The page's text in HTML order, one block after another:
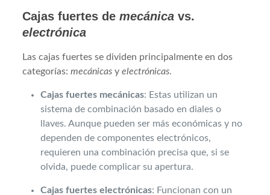
Cajas fuertes demecánica vs.
electrónica
Las cajas fuertes se dividen principalmente en dos
categorías:mecánicas yelectrónicas.
Cajas fuertes mecánicas: Estas utilizan un
sistema de combinación basado en diales o
llaves. Aunque pueden ser más económicas y no
dependen de componentes electrónicos,
requieren una combinación precisa que, si se
olvida, puede complicar su apertura.
Cajas fuertes electrónicas: Funcionan con un